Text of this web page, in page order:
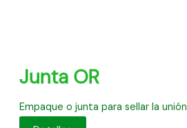
Junta OR
Empaque o junta para sellar la unión